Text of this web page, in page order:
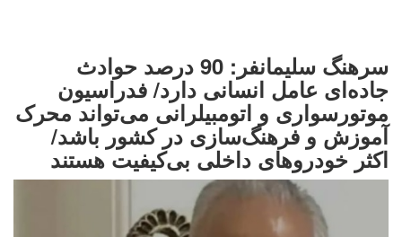
سرهنگ سلیمانفر: 90 درصد حوادث
جاده‌ای عامل انسانی دارد/ فدراسیون
موتورسواری و اتومبیلرانی می‌تواند محرک
آموزش و فرهنگ‌سازی در کشور باشد/
اکثر خودروهای داخلی بی‌کیفیت هستند